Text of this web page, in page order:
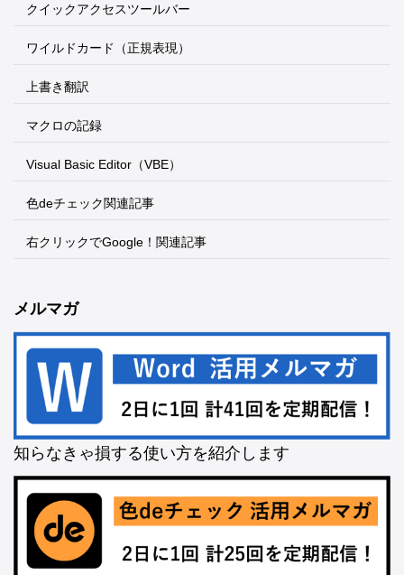
クイックアクセスツールバー
ワイルドカード（正規表現）
上書き翻訳
マクロの記録
Visual Basic Editor（VBE）
色deチェック関連記事
右クリックでGoogle！関連記事
メルマガ
知らなきゃ損する使い方を紹介します